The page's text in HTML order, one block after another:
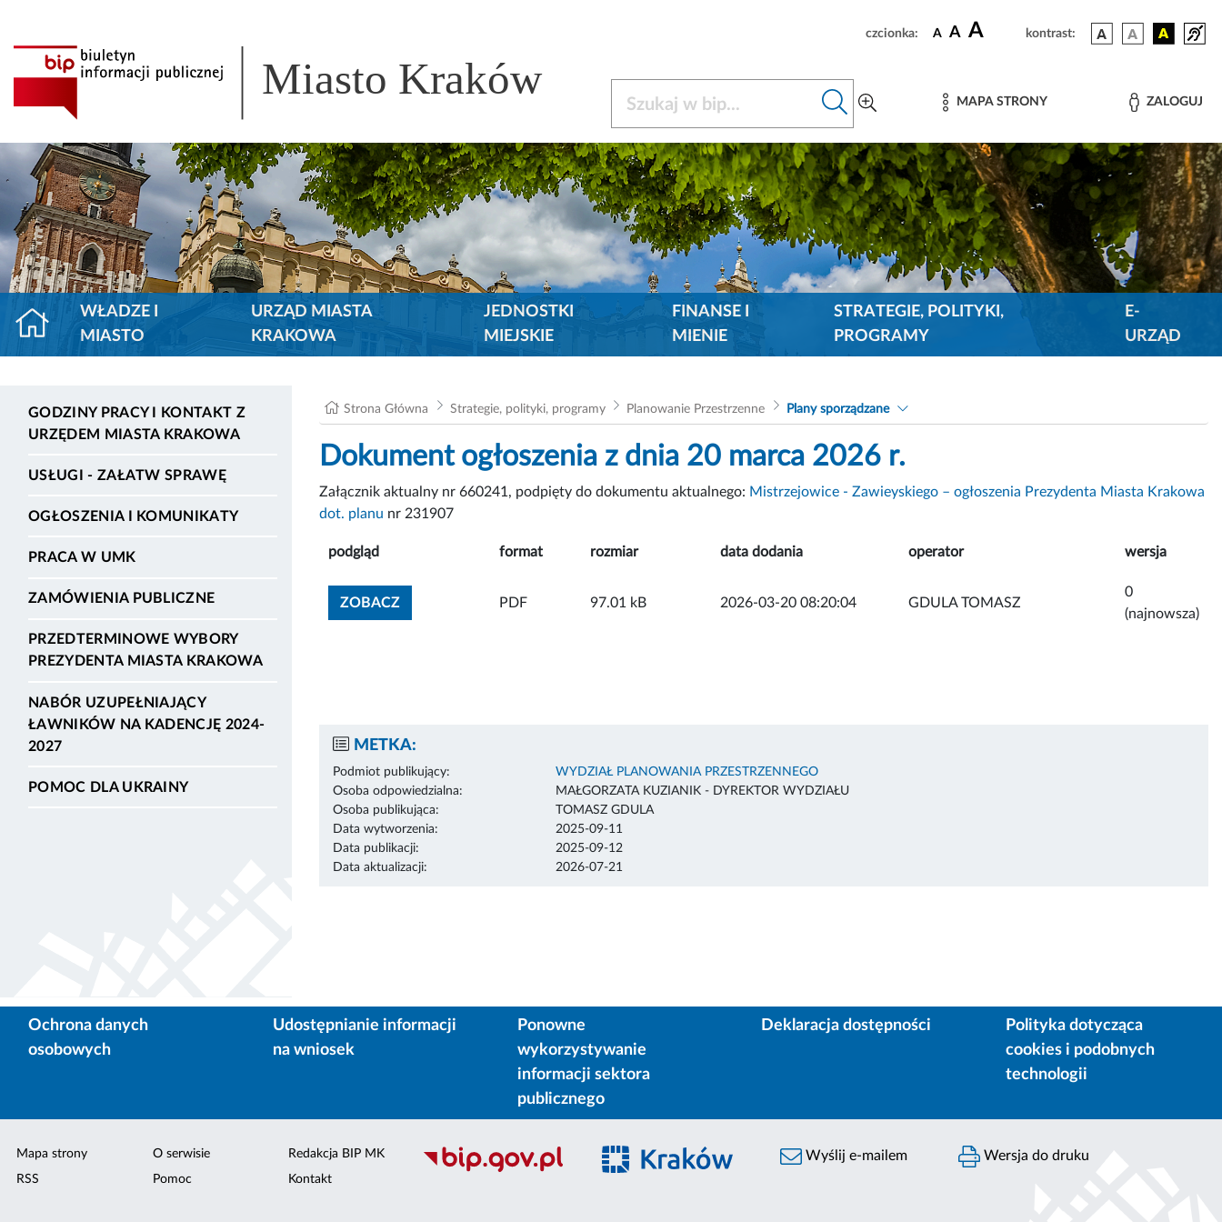
czcionka: A A A kontrast:
Miasto Kraków MAPA STRONY ZALOGUJ
WŁADZE I
MIASTO
URZĄD MIASTA
KRAKOWA
JEDNOSTKI
MIEJSKIE
FINANSE I
MIENIE
STRATEGIE, POLITYKI,
PROGRAMY
E-
URZĄD
GODZINY PRACY I KONTAKT Z
URZĘDEM MIASTA KRAKOWA
USŁUGI - ZAŁATW SPRAWĘ
OGŁOSZENIA I KOMUNIKATY
PRACA W UMK
ZAMÓWIENIA PUBLICZNE
PRZEDTERMINOWE WYBORY
PREZYDENTA MIASTA KRAKOWA
NABÓR UZUPEŁNIAJĄCY
ŁAWNIKÓW NA KADENCJĘ 2024-
2027
POMOC DLA UKRAINY
Strona Główna Strategie, polityki, programy Planowanie Przestrzenne Plany sporządzane
Dokument ogłoszenia z dnia 20 marca 2026 r.
Załącznik aktualny nr 660241, podpięty do dokumentu aktualnego: Mistrzejowice - Zawieyskiego – ogłoszenia Prezydenta Miasta Krakowa
dot. planu nr 231907
podgląd format rozmiar data dodania operator wersja
ZOBACZZOBACZ ZAŁĄCZNIK
PDF 97.01 kB 2026-03-20 08:20:04 GDULA TOMASZ
0
(najnowsza)
METKA:
Podmiot publikujący:
WYDZIAŁ PLANOWANIA PRZESTRZENNEGO
Osoba odpowiedzialna:
MAŁGORZATA KUZIANIK - DYREKTOR WYDZIAŁU
Osoba publikująca:
TOMASZ GDULA
Data wytworzenia:
2025-09-11
Data publikacji:
2025-09-12
Data aktualizacji:
2026-07-21
Ochrona danych
osobowych
Udostępnianie informacji
na wniosek
Ponowne
wykorzystywanie
informacji sektora
publicznego
Deklaracja dostępności
Polityka dotycząca
cookies i podobnych
technologii
Mapa strony
RSS
O serwisie
Pomoc
Redakcja BIP MK
Kontakt
Wyślij e-mailem Wersja do druku